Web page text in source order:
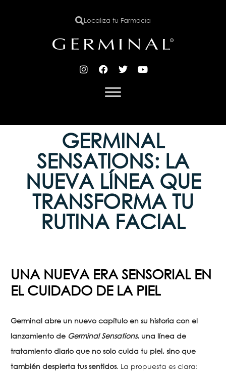
Localiza tu Farmacia
GERMINAL
SENSATIONS: LA
NUEVA LÍNEA QUE
TRANSFORMA TU
RUTINA FACIAL
UNA NUEVA ERA SENSORIAL EN
EL CUIDADO DE LA PIEL
Germinal abre un nuevo capítulo en su historia con el
lanzamiento de Germinal Sensations, una línea de
tratamiento diario que no solo cuida tu piel, sino que
también despierta tus sentidos. La propuesta es clara: